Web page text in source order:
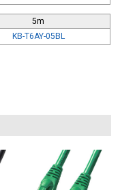
5m
KB-T6AY-05BL